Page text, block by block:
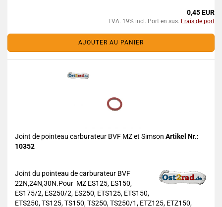
0,45 EUR
TVA. 19% incl. Port en sus. Frais de port
AJOUTER AU PANIER
Joint de pointeau carburateur BVF MZ et Simson Artikel Nr.:
10352
Joint du pointeau de carburateur BVF
22N,24N,30N.Pour MZ ES125, ES150,
ES175/2, ES250/2, ES250, ETS125, ETS150,
ETS250, TS125, TS150, TS250, TS250/1, ETZ125, ETZ150,